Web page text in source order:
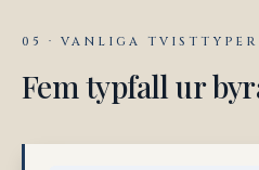
05 · VANLIGA TVISTTYPER
Fem typfall ur